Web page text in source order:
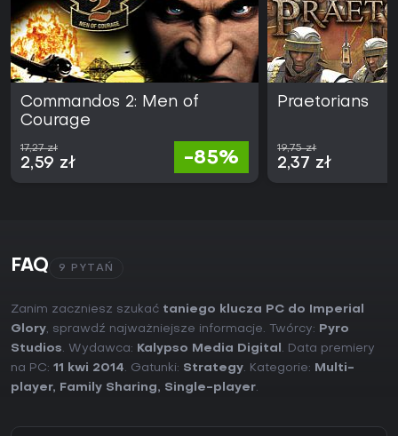
Commandos 2: Men of
Courage
17,27 zł
2,59 zł -85%
Praetorians
19,75 zł
2,37 zł
FAQ 9 PYTAŃ
Zanim zaczniesz szukać taniego klucza PC do Imperial
Glory, sprawdź najważniejsze informacje. Twórcy:
Pyro
Studios. Wydawca: Kalypso Media Digital . Data premiery
na PC: 11 kwi 2014. Gatunki: Strategy. Kategorie:
Multi-
player, Family Sharing, Single-player.